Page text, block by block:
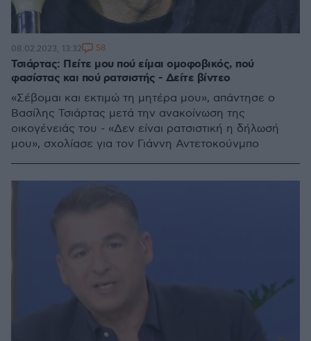
Τσιάρτας: Πείτε μου πού είμαι ομοφοβικός, πού
φασίστας και πού ρατσιστής - Δείτε βίντεο
«Σέβομαι και εκτιμώ τη μητέρα μου», απάντησε ο
Βασίλης Τσιάρτας μετά την ανακοίνωση της
οικογένειάς του - «Δεν είναι ρατσιστική η δήλωσή
μου», σχολίασε για τον Γιάννη Αντετοκούνμπο
08.02.2023, 13:32 58